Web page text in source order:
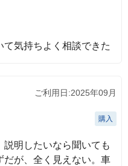
気持ちよく相談できた
ご利用日:2025年09月
購入
明したいなら聞いても
だが、全く見えない。車